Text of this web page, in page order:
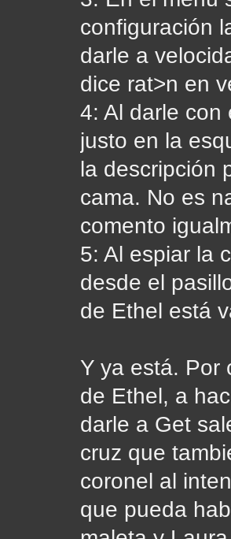
configuración
darle a
dice rat>n en
4: Al darle con
justo en la
la descripción
cama. No es
comento
5: Al espiar la
desde el
de Ethel está
Y ya está. Por
de Ethel, a
darle a Get
cruz que
coronel al
que pueda